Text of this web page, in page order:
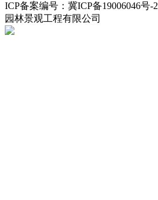
ICP备案编号：冀ICP备19006046号-2
园林景观工程有限公司